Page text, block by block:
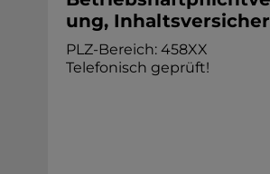
ung,
PLZ-Bereich: 458XX
Telefonisch geprüft!